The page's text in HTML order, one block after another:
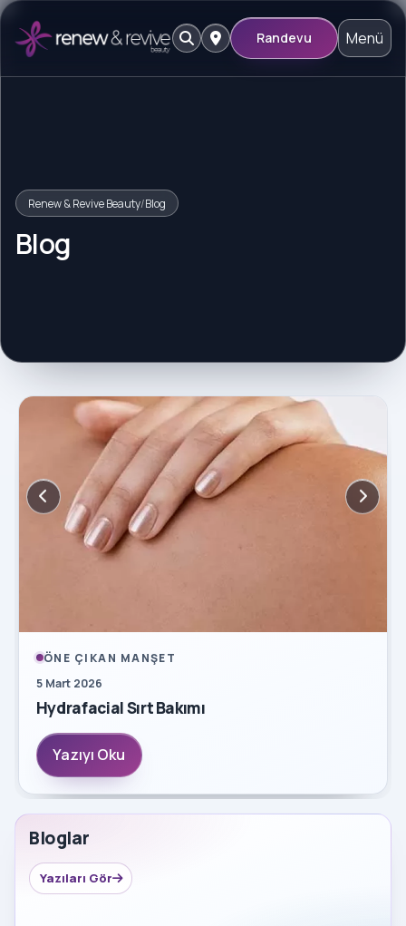
Randevu Menü
Renew & Revive Beauty/Blog
Blog
ÖNE ÇIKAN MANŞET
5 Mart 2026
Hydrafacial Sırt Bakımı
Yazıyı Oku
Bloglar
Yazıları Gör